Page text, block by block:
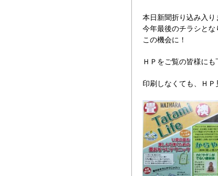
本日新聞折り込み入り
今年最後のチラシと
この機会に！
ＨＰをご覧の皆様に
印刷しなくても、Ｈ